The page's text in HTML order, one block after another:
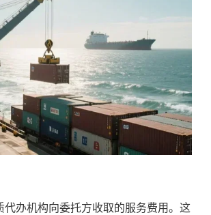
代办机构向委托方收取的服务费用。这